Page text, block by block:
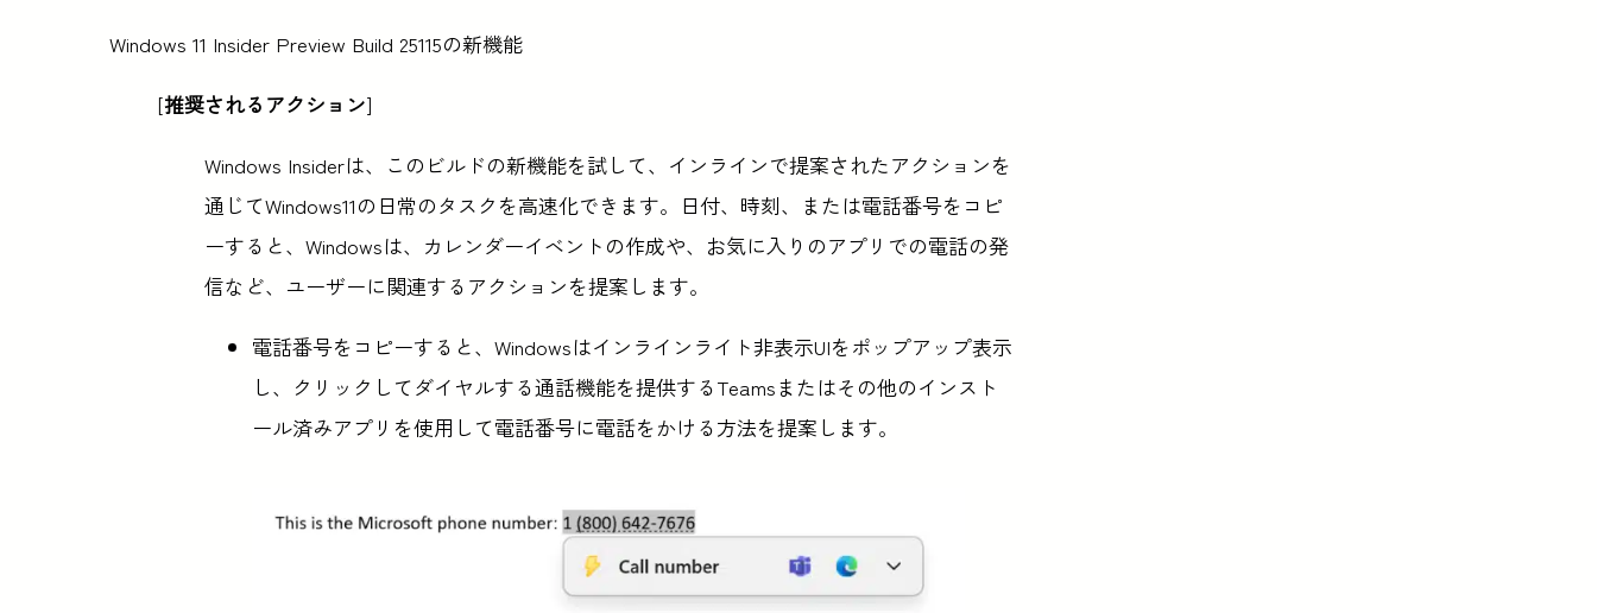
Windows 11 Insider Preview Build 25115の新機能
[推奨されるアクション]
Windows Insiderは、このビルドの新機能を試して、インラインで提案されたアクションを
通じてWindows11の日常のタスクを高速化できます。日付、時刻、または電話番号をコピ
ーすると、Windowsは、カレンダーイベントの作成や、お気に入りのアプリでの電話の発
信など、ユーザーに関連するアクションを提案します。
電話番号をコピーすると、Windowsはインラインライト非表示UIをポップアップ表示
し、クリックしてダイヤルする通話機能を提供するTeamsまたはその他のインスト
ール済みアプリを使用して電話番号に電話をかける方法を提案します。